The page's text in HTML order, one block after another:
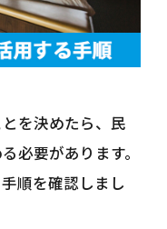
を決めたら、民
必要があります。
順を確認しまし